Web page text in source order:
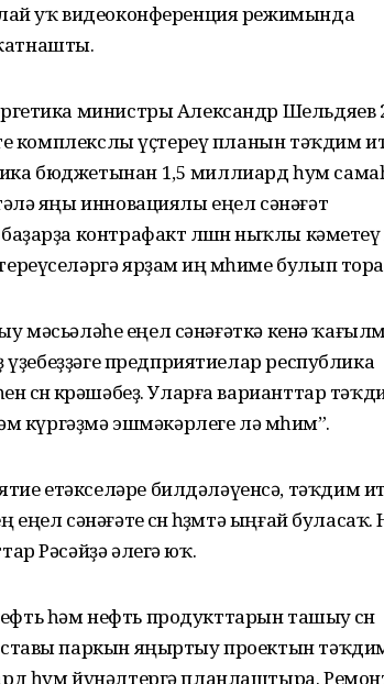
уҡ видеоконференция режимында
министры Александр Шельдяев
комплекслы үҫтереү планын тәҡдим
бюджетынан 1,5 миллиард һум
яңы инновациялы еңел сәнәғәт
контрафакт өлөшөн ныҡлы кәметеү
ярҙам иң мөһиме булып
мәсьәләһе еңел сәнәғәткә кенә
предприятиелар республика
көрәшәбеҙ. Уларға варианттар
күргәҙмә эшмәкәрлеге лә мөһим”.
етәкселәре билдәләүенсә, тәҡдим
сәнәғәте өсөн һөҙөмтә ыңғай буласаҡ.
Рәсәйҙә әлегә юҡ.
һәм нефть продукттарын ташыу өсөн
паркын яңыртыу проектын
һум йүнәлтергә планлаштыра.